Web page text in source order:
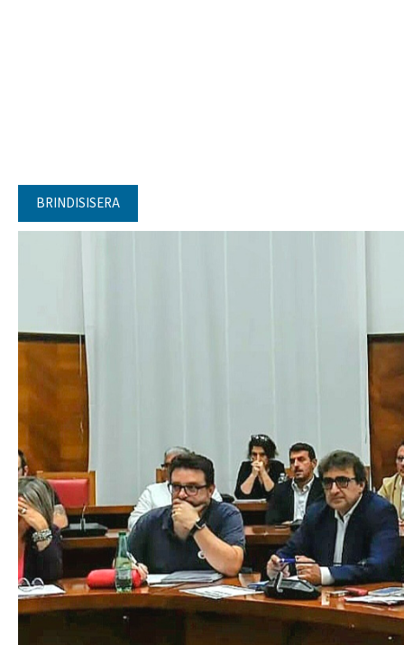
BRINDISISERA